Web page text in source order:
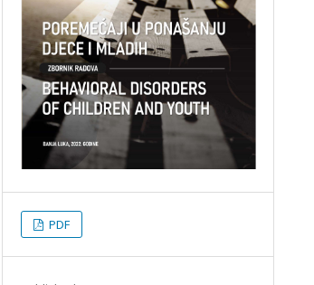
PDF